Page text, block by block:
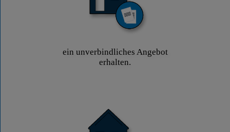
ein unverbindliches Angebot
erhalten.